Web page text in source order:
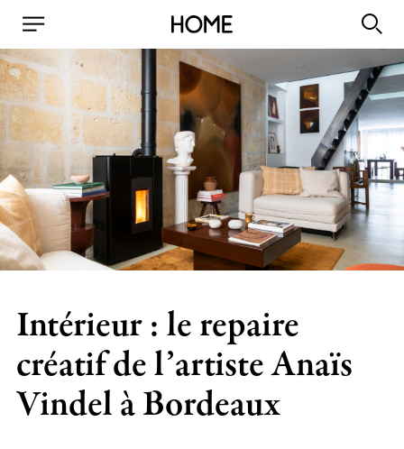
Intérieur : le repaire
créatif de l’artiste Anaïs
Vindel à Bordeaux